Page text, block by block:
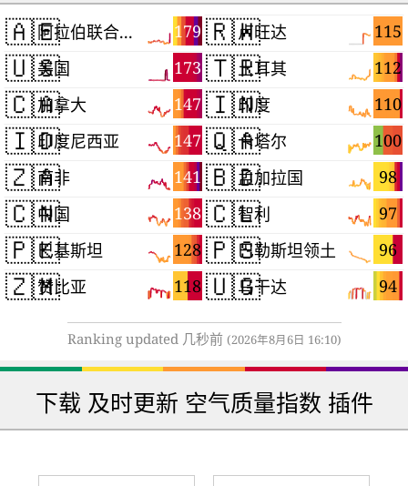
🇦🇪 179
阿拉伯联合酋长国
🇺🇸 173
美国
🇨🇦 147
加拿大
🇮🇩 147
印度尼西亚
🇿🇦 141
南非
🇨🇳 138
中国
🇵🇰 128
巴基斯坦
🇿🇲 118
赞比亚
🇷🇼 115
卢旺达
🇹🇷 112
土耳其
🇮🇳 110
印度
🇶🇦 100
卡塔尔
🇧🇩 98
孟加拉国
🇨🇱 97
智利
🇵🇸 96
巴勒斯坦领土
🇺🇬 94
乌干达
Ranking updated 几秒前 (2026年8月6日 16:10)
下载 及时更新 空气质量指数 插件